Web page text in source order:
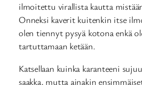
ilmoitettu virallista kautta
Onneksi kaverit kuitenkin itse
olen tiennyt pysyä kotona enkä
tartuttamaan ketään.
Katsellaan kuinka karanteeni
saakka, mutta ainakin